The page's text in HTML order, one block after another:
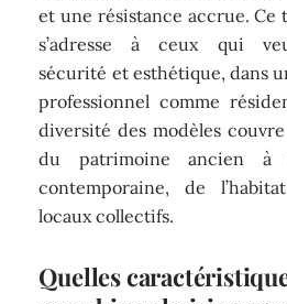
et une résistance accrue. Ce
s’adresse à ceux qui
sécurité et esthétique, dans
professionnel comme
diversité des modèles
du patrimoine ancien à
contemporaine, de
locaux collectifs.
Quelles